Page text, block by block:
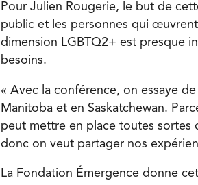
Pour Julien Rougerie, le but de
public et les personnes qui
dimension LGBTQ2+ est presque
besoins.
« Avec la conférence, on essaye
Manitoba et en Saskatchewan.
peut mettre en place toutes sortes
donc on veut partager nos
La Fondation Émergence donne